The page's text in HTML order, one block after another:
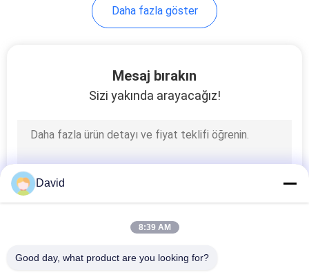
Daha fazla göster
Mesaj bırakın
Sizi yakında arayacağız!
David
8:39 AM
Good day, what product are you looking for?